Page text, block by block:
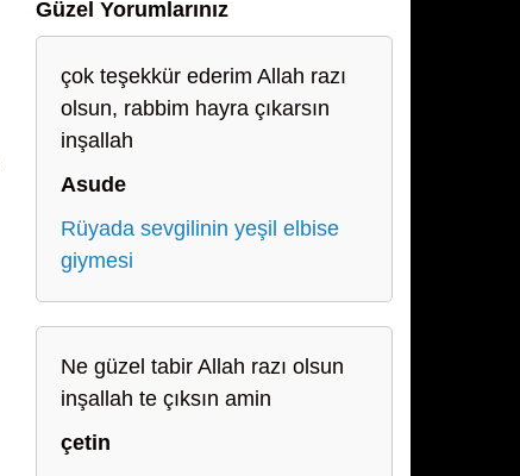
Güzel Yorumlarınız
çok teşekkür ederim Allah razı
olsun, rabbim hayra çıkarsın
inşallah
Asude
Rüyada sevgilinin yeşil elbise
giymesi
Ne güzel tabir Allah razı olsun
inşallah te çıksın amin
çetin